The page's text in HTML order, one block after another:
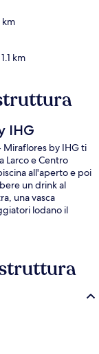
km
km
IHG
Miraflores by IHG ti
Larco e Centro
all'aperto e poi
un drink al
una vasca
lodano il